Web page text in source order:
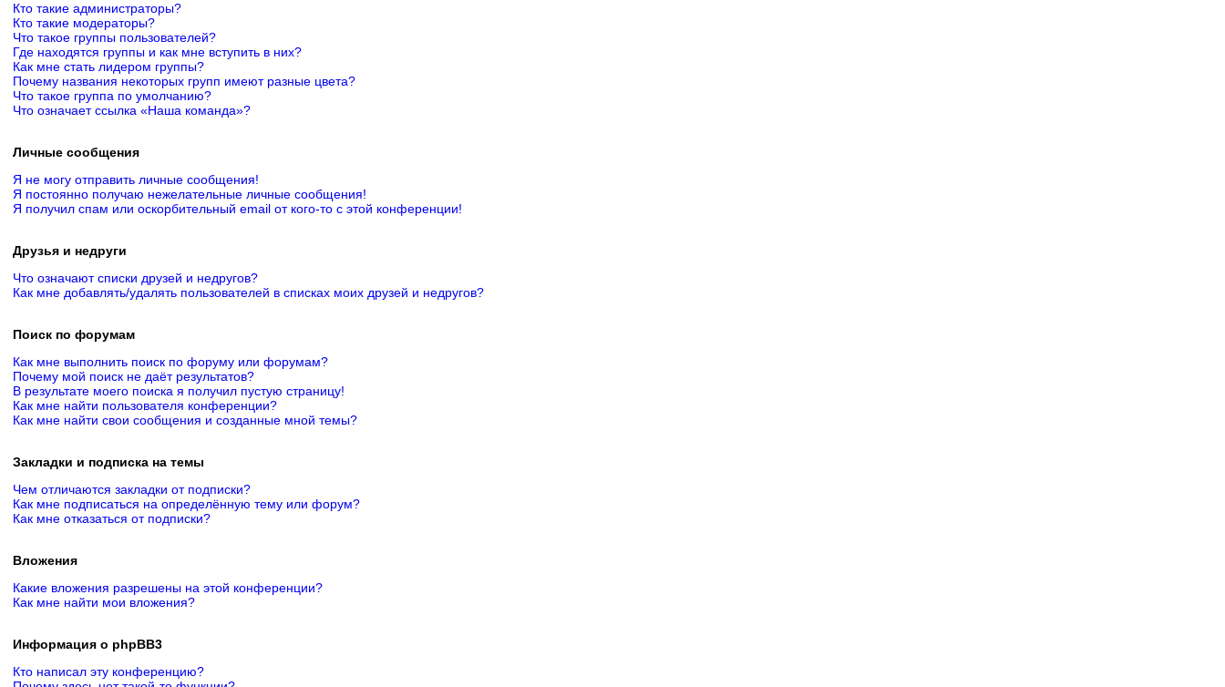
Кто такие администраторы?
Кто такие модераторы?
Что такое группы пользователей?
Где находятся группы и как мне вступить в них?
Как мне стать лидером группы?
Почему названия некоторых групп имеют разные цвета?
Что такое группа по умолчанию?
Что означает ссылка «Наша команда»?
Личные сообщения
Я не могу отправить личные сообщения!
Я постоянно получаю нежелательные личные сообщения!
Я получил спам или оскорбительный email от кого-то с этой конференции!
Друзья и недруги
Что означают списки друзей и недругов?
Как мне добавлять/удалять пользователей в списках моих друзей и недругов?
Поиск по форумам
Как мне выполнить поиск по форуму или форумам?
Почему мой поиск не даёт результатов?
В результате моего поиска я получил пустую страницу!
Как мне найти пользователя конференции?
Как мне найти свои сообщения и созданные мной темы?
Закладки и подписка на темы
Чем отличаются закладки от подписки?
Как мне подписаться на определённую тему или форум?
Как мне отказаться от подписки?
Вложения
Какие вложения разрешены на этой конференции?
Как мне найти мои вложения?
Информация о phpBB3
Кто написал эту конференцию?